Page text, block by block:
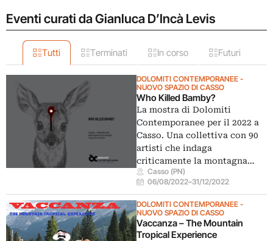
Eventi curati da Gianluca D’Incà Levis
Tutti Terminati In corso Futuri
DOLOMITI CONTEMPORANEE -
NUOVO SPAZIO DI CASSO
Who Killed Bamby?
La mostra di Dolomiti
Contemporanee per il 2022 a
Casso. Una collettiva con 90
artisti che indaga
criticamente la montagna…
Casso (PN)
06/08/2022–31/12/2022
DOLOMITI CONTEMPORANEE -
NUOVO SPAZIO DI CASSO
Vaccanza – The Mountain
Tropical Experience